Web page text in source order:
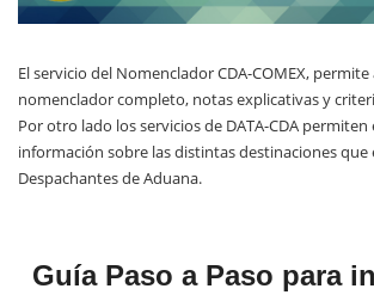
El servicio del Nomenclador CDA-COMEX,
nomenclador completo, notas explicativas y
Por otro lado los servicios de DATA-CDA
información sobre las distintas destinaciones que
Despachantes de Aduana.
Guía Paso a Paso para